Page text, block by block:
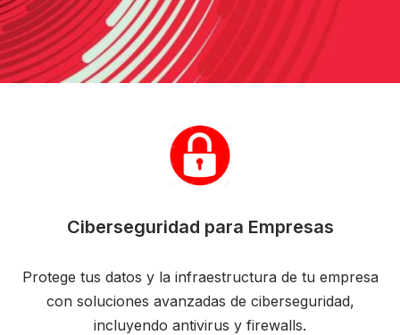
Ciberseguridad para Empresas
Protege tus datos y la infraestructura de tu empresa
con soluciones avanzadas de ciberseguridad,
incluyendo antivirus y firewalls.